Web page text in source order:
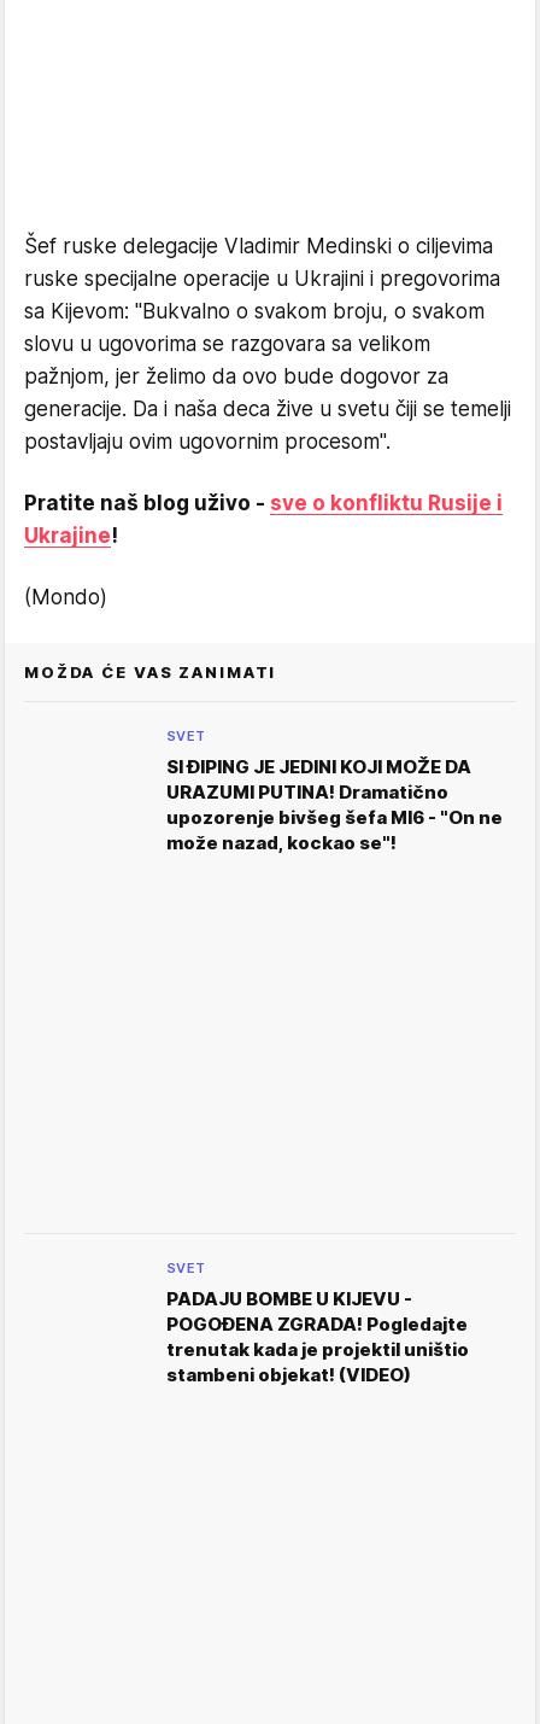
Šef ruske delegacije Vladimir Medinski o ciljevima
ruske specijalne operacije u Ukrajini i pregovorima
sa Kijevom: "Bukvalno o svakom broju, o svakom
slovu u ugovorima se razgovara sa velikom
pažnjom, jer želimo da ovo bude dogovor za
generacije. Da i naša deca žive u svetu čiji se temelji
postavljaju ovim ugovornim procesom".
Pratite naš blog uživo - sve o konfliktu Rusije i
Ukrajine!
(Mondo)
MOŽDA ĆE VAS ZANIMATI
SVET
SI ĐIPING JE JEDINI KOJI MOŽE DA
URAZUMI PUTINA! Dramatično
upozorenje bivšeg šefa MI6 - "On ne
može nazad, kockao se"!
SVET
PADAJU BOMBE U KIJEVU -
POGOĐENA ZGRADA! Pogledajte
trenutak kada je projektil uništio
stambeni objekat! (VIDEO)